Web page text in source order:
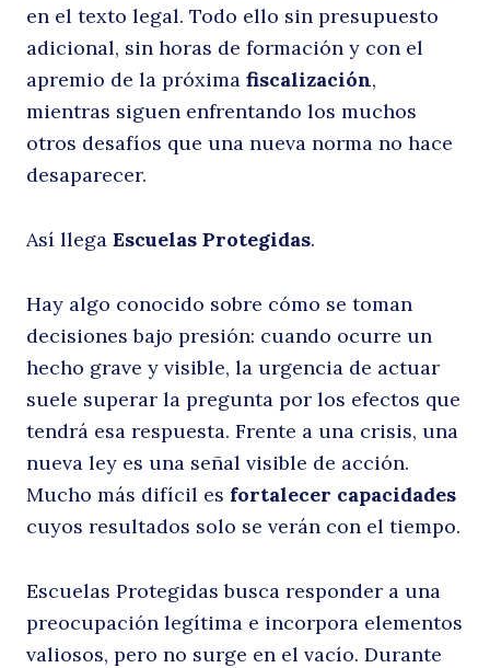
en el texto legal. Todo ello sin presupuesto
adicional, sin horas de formación y con el
apremio de la próxima fiscalización,
mientras siguen enfrentando los muchos
otros desafíos que una nueva norma no hace
desaparecer.
Así llega Escuelas Protegidas.
Hay algo conocido sobre cómo se toman
decisiones bajo presión: cuando ocurre un
hecho grave y visible, la urgencia de actuar
suele superar la pregunta por los efectos que
tendrá esa respuesta. Frente a una crisis, una
nueva ley es una señal visible de acción.
Mucho más difícil es fortalecer capacidades
cuyos resultados solo se verán con el tiempo.
Escuelas Protegidas busca responder a una
preocupación legítima e incorpora elementos
valiosos, pero no surge en el vacío. Durante